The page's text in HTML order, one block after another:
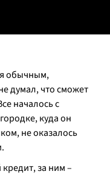
обычным,
думал, что сможет
началось с
куда он
не оказалось
за ним –